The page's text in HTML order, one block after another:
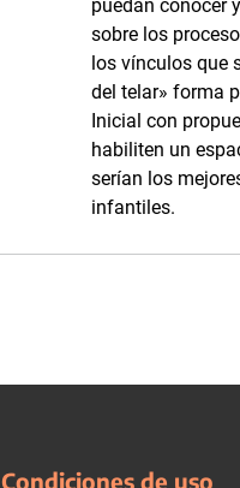
puedan conocer
sobre los
los vínculos que
del telar» forma
Inicial con
habiliten un
serían los
infantiles.
Condiciones de uso